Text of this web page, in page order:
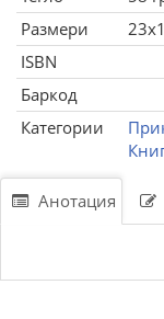
Размери
ISBN
Баркод
Категории
Анотация